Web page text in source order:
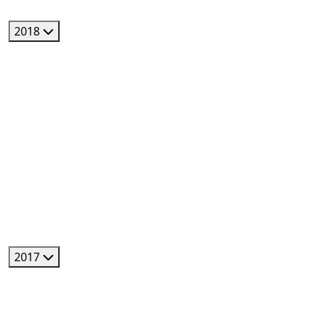
2018
2017